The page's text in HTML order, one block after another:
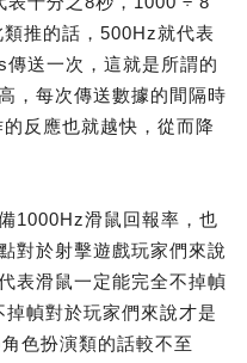
推的話，500Hz就代表
送一次，這就是所謂的
，每次傳送數據的間隔時
反應也就越快，從而降
1000Hz滑鼠回報率，也
對於射擊遊戲玩家們來說
表滑鼠一定能完全不掉幀
幀對於玩家們來說才是
色扮演類的話較不至